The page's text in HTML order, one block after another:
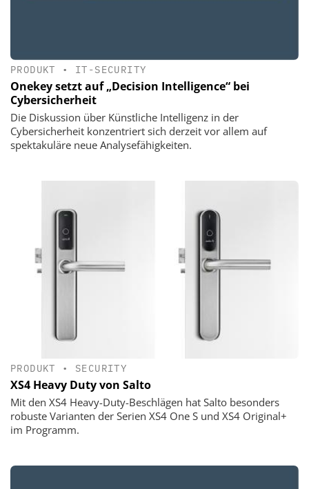
PRODUKT • IT-SECURITY
Onekey setzt auf „Decision Intelligence“ bei
Cybersicherheit
Die Diskussion über Künstliche Intelligenz in der
Cybersicherheit konzentriert sich derzeit vor allem auf
spektakuläre neue Analysefähigkeiten.
PRODUKT • SECURITY
XS4 Heavy Duty von Salto
Mit den XS4 Heavy-Duty-Beschlägen hat Salto besonders
robuste Varianten der Serien XS4 One S und XS4 Original+
im Programm.